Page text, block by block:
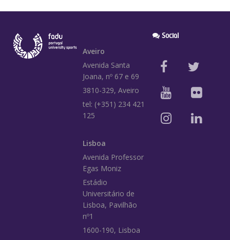
Aveiro
Avenida Santa
Joana, nº 67 e 69
3810-329, Aveiro
tel: (+351) 234 421
125
Lisboa
Avenida Professor
Egas Moniz
Estádio
Universitário de
Lisboa, Pavilhão
nº1
1600-190, Lisboa
Social